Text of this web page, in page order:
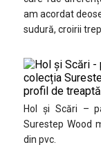
am acordat
sudură, croirii
Hol și Scări –
Surestep Wood
din pvc.